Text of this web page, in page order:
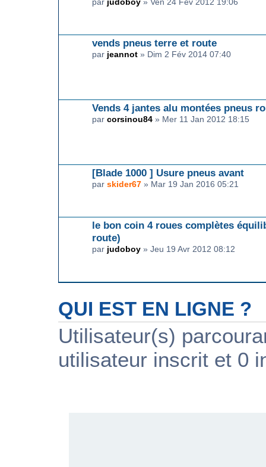
vends pneus terre et route
par jeannot » Dim 2 Fév 2014 07:40
Vends 4 jantes alu montées pneus
par corsinou84 » Mer 11 Jan 2012 18:15
[Blade 1000 ] Usure pneus avant
par skider67 » Mar 19 Jan 2016 05:21
le bon coin 4 roues complètes
route)
par judoboy » Jeu 19 Avr 2012 08:12
QUI EST EN LIGNE ?
Utilisateur(s)
utilisateur inscrit et 0